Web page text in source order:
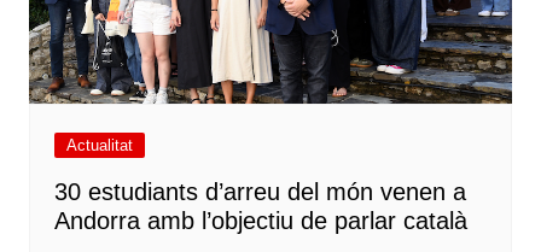
Actualitat
30 estudiants d’arreu del món venen a
Andorra amb l’objectiu de parlar català